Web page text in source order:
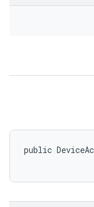
public